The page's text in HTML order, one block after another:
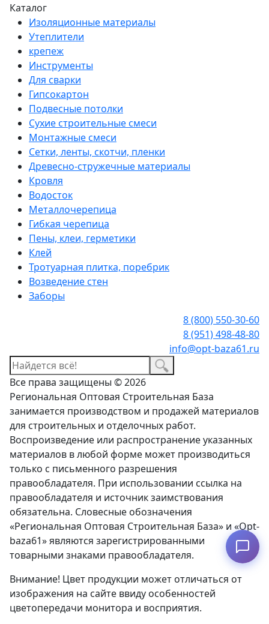
Каталог
Изоляционные материалы
Утеплители
крепеж
Инструменты
Для сварки
Гипсокартон
Подвесные потолки
Сухие строительные смеси
Монтажные смеси
Сетки, ленты, скотчи, пленки
Древесно-стружечные материалы
Кровля
Водосток
Металлочерепица
Гибкая черепица
Пены, клеи, герметики
Клей
Тротуарная плитка, поребрик
Возведение стен
Заборы
8 (800) 550-30-60
8 (951) 498-48-80
info@opt-baza61.ru
Все права защищены © 2026
Региональная Оптовая Строительная База
занимается производством и продажей материалов
для строительных и отделочных работ.
Воспроизведение или распространение указанных
материалов в любой форме может производиться
только с письменного разрешения
правообладателя. При использовании ссылка на
правообладателя и источник заимствования
обязательна. Словесные обозначения
«Региональная Оптовая Строительная База» и «Opt-
baza61» являются зарегистрированными
товарными знаками правообладателя.
Внимание! Цвет продукции может отличаться от
изображения на сайте ввиду особенностей
цветопередачи монитора и восприятия.
Узнать наличие